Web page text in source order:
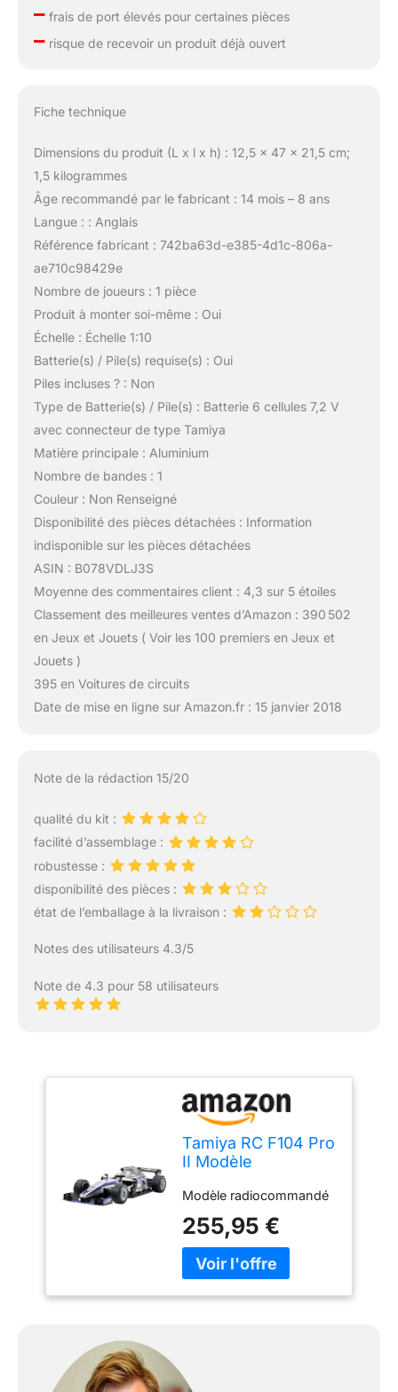
–frais de port élevés pour certaines pièces
–risque de recevoir un produit déjà ouvert
Fiche technique
Dimensions du produit (L x l x h) : 12,5 x 47 x 21,5 cm;
1,5 kilogrammes
Âge recommandé par le fabricant : 14 mois – 8 ans
Langue : : Anglais
Référence fabricant : 742ba63d-e385-4d1c-806a-
ae710c98429e
Nombre de joueurs : 1 pièce
Produit à monter soi-même : Oui
Échelle : Échelle 1:10
Batterie(s) / Pile(s) requise(s) : Oui
Piles incluses ? : Non
Type de Batterie(s) / Pile(s) : Batterie 6 cellules 7,2 V
avec connecteur de type Tamiya
Matière principale : Aluminium
Nombre de bandes : 1
Couleur : Non Renseigné
Disponibilité des pièces détachées : Information
indisponible sur les pièces détachées
ASIN : B078VDLJ3S
Moyenne des commentaires client : 4,3 sur 5 étoiles
Classement des meilleures ventes d’Amazon : 390 502
en Jeux et Jouets ( Voir les 100 premiers en Jeux et
Jouets )
395 en Voitures de circuits
Date de mise en ligne sur Amazon.fr : 15 janvier 2018
Note de la rédaction 15/20
qualité du kit :
facilité d’assemblage :
robustesse :
disponibilité des pièces :
état de l’emballage à la livraison :
Notes des utilisateurs 4.3/5
Note de 4.3 pour 58 utilisateurs
Tamiya RC F104 Pro
II Modèle
58652
Modèle radiocommandé
255,95 €